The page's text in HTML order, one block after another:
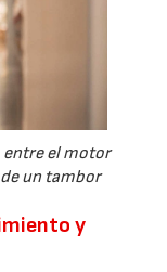
entre el motor
un tambor
y